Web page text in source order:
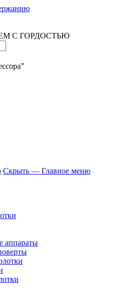
С ГОРДОСТЬЮ
Скрыть — Главное меню
аппараты